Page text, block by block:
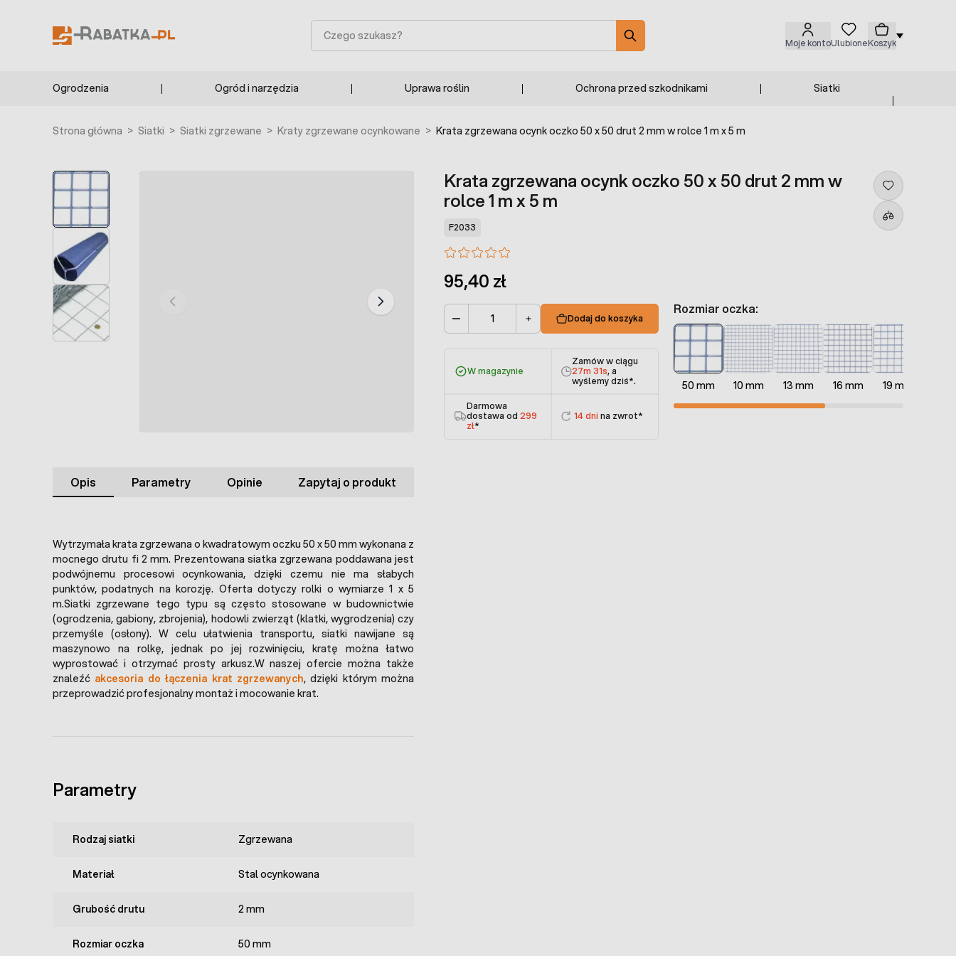
Moje kontoUlubioneKoszyk
Szukaj
Ogrodzenia Ogród i narzędzia Uprawa roślin Ochrona przed szkodnikami Siatki
Strona główna > Siatki > Siatki zgrzewane > Kraty zgrzewane ocynkowane > Krata zgrzewana ocynk oczko 50 x 50 drut 2 mm w rolce 1 m x 5 m
Krata zgrzewana ocynk oczko 50 x 50 drut 2 mm w
rolce 1 m x 5 m
F2033
95,40 zł
Dodaj do koszyka
Rozmiar oczka:
50 mm 10 mm 13 mm 16 mm 19 mm
W magazynie
Zamów w ciągu
27m 31s, a
wyślemy dziś*.
Darmowa
dostawa od299
zł*
14 dni na zwrot*
Opis Parametry Opinie Zapytaj o produkt
Wytrzymała krata zgrzewana o kwadratowym oczku 50 x 50 mm wykonana z
mocnego drutu fi 2 mm. Prezentowana siatka zgrzewana poddawana jest
podwójnemu procesowi ocynkowania, dzięki czemu nie ma słabych
punktów, podatnych na korozję. Oferta dotyczy rolki o wymiarze 1 x 5
m.Siatki zgrzewane tego typu są często stosowane w budownictwie
(ogrodzenia, gabiony, zbrojenia), hodowli zwierząt (klatki, wygrodzenia) czy
przemyśle (osłony). W celu ułatwienia transportu, siatki nawijane są
maszynowo na rolkę, jednak po jej rozwinięciu, kratę można łatwo
wyprostować i otrzymać prosty arkusz.W naszej ofercie można także
znaleźć akcesoria do łączenia krat zgrzewanych, dzięki którym można
przeprowadzić profesjonalny montaż i mocowanie krat.
Parametry
Rodzaj siatki Zgrzewana
Materiał Stal ocynkowana
Grubość drutu 2 mm
Rozmiar oczka 50 mm